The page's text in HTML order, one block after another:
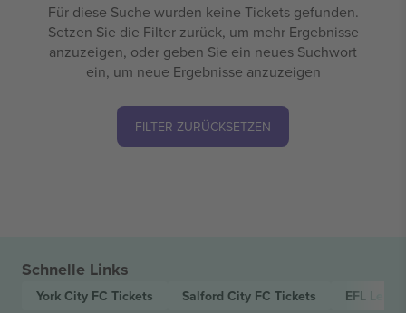
Für diese Suche wurden keine Tickets gefunden.
Setzen Sie die Filter zurück, um mehr Ergebnisse
anzuzeigen, oder geben Sie ein neues Suchwort
ein, um neue Ergebnisse anzuzeigen
FILTER ZURÜCKSETZEN
Schnelle Links
York City FC Tickets Salford City FC Tickets EFL